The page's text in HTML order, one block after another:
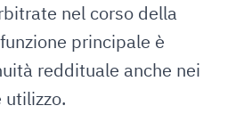
nel corso della
principale è
reddituale anche nei